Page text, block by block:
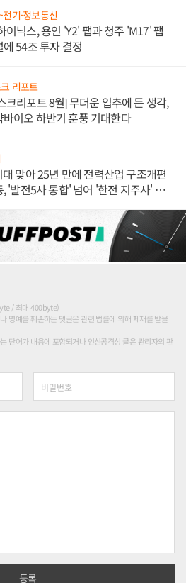
전기·정보통신
이닉스, 용인 'Y2' 팹과 청주 'M17' 팹
에 54조 투자 결정
리포트
크리포트 8월] 무더운 입추에 든 생각,
이오 하반기 훈풍 기대한다
맞아 25년 만에 전력산업 구조개편
'발전5사 통합' 넘어 '한전 지주사' 재편
/ 최대 400byte)
명예를 훼손하는 댓글은 관련 법률에 의해 제재를 받을
단어가 내용에 포함되거나 인신공격성 글은 관리자의 판